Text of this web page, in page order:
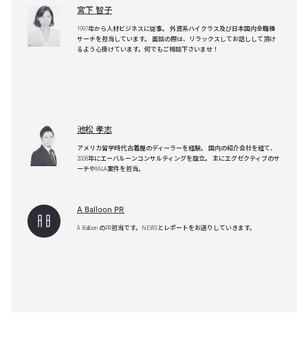
宮下 智子
1997年から人材ビジネスに従事。 外資系ハイクラス及び日本国内全職種
サーチを担当しています。 面談の際は、リラックスしてお話しして頂け
るよう心掛けています。何でもご相談下さいませ！
池松 孝志
アメリカ留学時代,古着屋のディーラーを経験。 国内の紹介会社を経て、
2008年にエーバルーンコンサルティングを設立。 主にエグゼクティブのサ
ーチやM&A案件を担当。
A Balloon PR
A Balloon のPR担当です。NEWSとレポートをお送りしていきます。